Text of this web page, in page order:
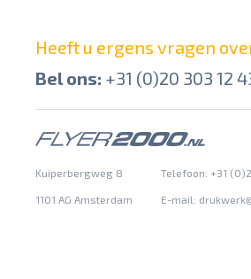
Heeft u ergens vragen
Bel ons: +31 (0)20 303 12
Kuiperbergweg 8 Telefoon: +31
1101 AG Amsterdam E-mail: